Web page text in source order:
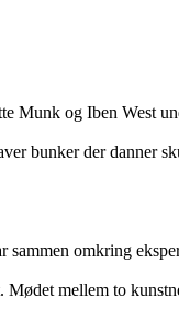
Munk og Iben West
bunker der danner
omkring
Mødet mellem to